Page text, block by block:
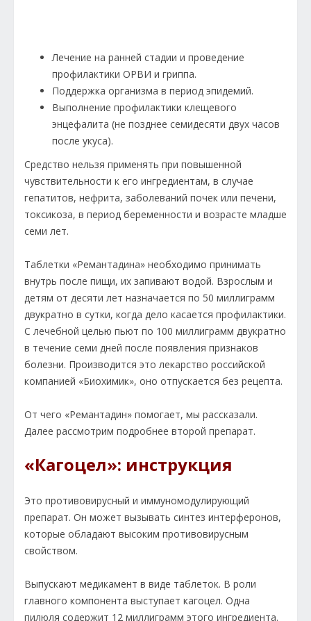
Лечение на ранней стадии и проведение
профилактики ОРВИ и гриппа.
Поддержка организма в период эпидемий.
Выполнение профилактики клещевого
энцефалита (не позднее семидесяти двух часов
после укуса).
Средство нельзя применять при повышенной
чувствительности к его ингредиентам, в случае
гепатитов, нефрита, заболеваний почек или печени,
токсикоза, в период беременности и возрасте младше
семи лет.
Таблетки «Ремантадина» необходимо принимать
внутрь после пищи, их запивают водой. Взрослым и
детям от десяти лет назначается по 50 миллиграмм
двукратно в сутки, когда дело касается профилактики.
C лечебной целью пьют по 100 миллиграмм двукратно
в течение семи дней после появления признаков
болезни. Производится это лекарство российской
компанией «Биохимик», оно отпускается без рецепта.
От чего «Ремантадин» помогает, мы рассказали.
Далее рассмотрим подробнее второй препарат.
«Кагоцел»: инструкция
Это противовирусный и иммуномодулирующий
препарат. Он может вызывать синтез интерферонов,
которые обладают высоким противовирусным
свойством.
Выпускают медикамент в виде таблеток. В роли
главного компонента выступает кагоцел. Одна
пилюля содержит 12 миллиграмм этого ингредиента.